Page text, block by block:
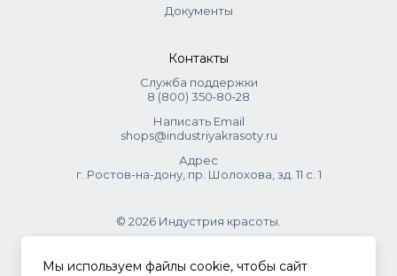
Документы
Контакты
Служба поддержки
8 (800) 350‑80‑28
Написать Email
shops@industriyakrasoty.ru
Адрес
г. Ростов-на-дону, пр. Шолохова, зд. 11 с. 1
© 2026 Индустрия красоты.
.
Мы используем файлы cookie, чтобы сайт